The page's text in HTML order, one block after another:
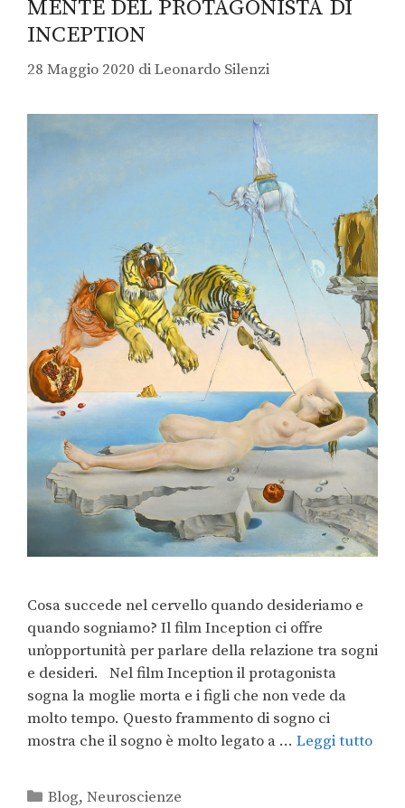
MENTE DEL PROTAGONISTA DI
INCEPTION
28 Maggio 2020 diLeonardo Silenzi
Cosa succede nel cervello quando desideriamo e
quando sogniamo? Il film Inception ci offre
un’opportunità per parlare della relazione tra sogni
e desideri. Nel film Inception il protagonista
sogna la moglie morta e i figli che non vede da
molto tempo. Questo frammento di sogno ci
mostra che il sogno è molto legato a … Leggi tutto
Blog,Neuroscienze